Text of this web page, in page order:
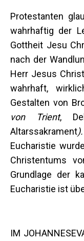
Protestanten
wahrhaftig der
Gottheit Jesu
nach der
Herr Jesus
wahrhaft,
Gestalten von
von Trient,
Altarssakrament).
Eucharistie
Christentums
Grundlage der
Eucharistie ist
IM